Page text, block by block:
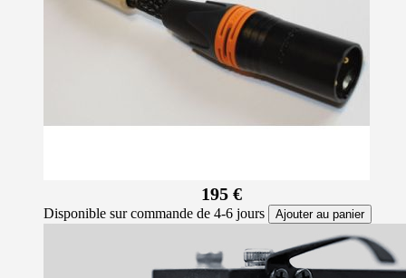
195 €
Disponible sur commande de 4-6 jours Ajouter au panier